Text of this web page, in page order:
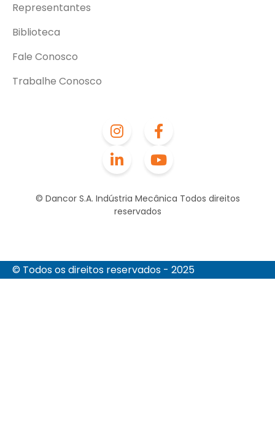
© Dancor S.A. Indústria Mecânica Todos direitos
reservados
Representantes
Biblioteca
Fale Conosco
Trabalhe Conosco
© Todos os direitos reservados - 2025